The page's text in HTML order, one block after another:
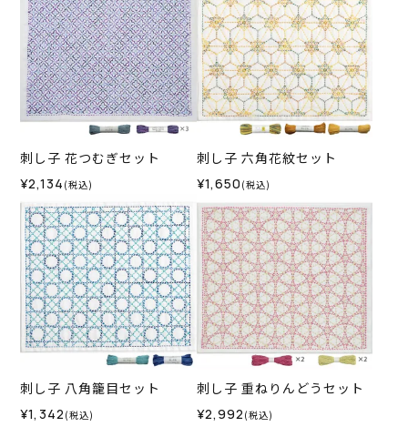
刺し子 花つむぎセット
¥2,134 (税込)
刺し子 六角花紋セット
¥1,650 (税込)
刺し子 八角籠目セット
¥1,342 (税込)
刺し子 重ねりんどうセット
¥2,992 (税込)